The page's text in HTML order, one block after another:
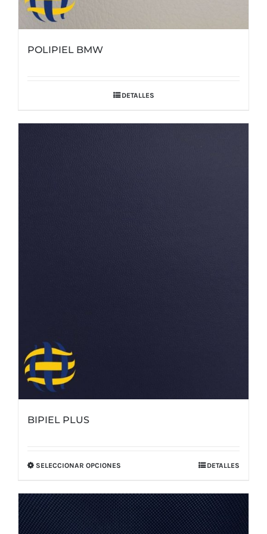
POLIPIEL BMW
DETALLES
BIPIEL PLUS
SELECCIONAR OPCIONES
tiene
múltiples
DETALLES